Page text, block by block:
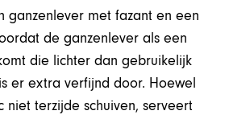
ganzenlever met fazant en een
de ganzenlever als een
die lichter dan gebruikelijk
er extra verfijnd door. Hoewel
niet terzijde schuiven, serveert